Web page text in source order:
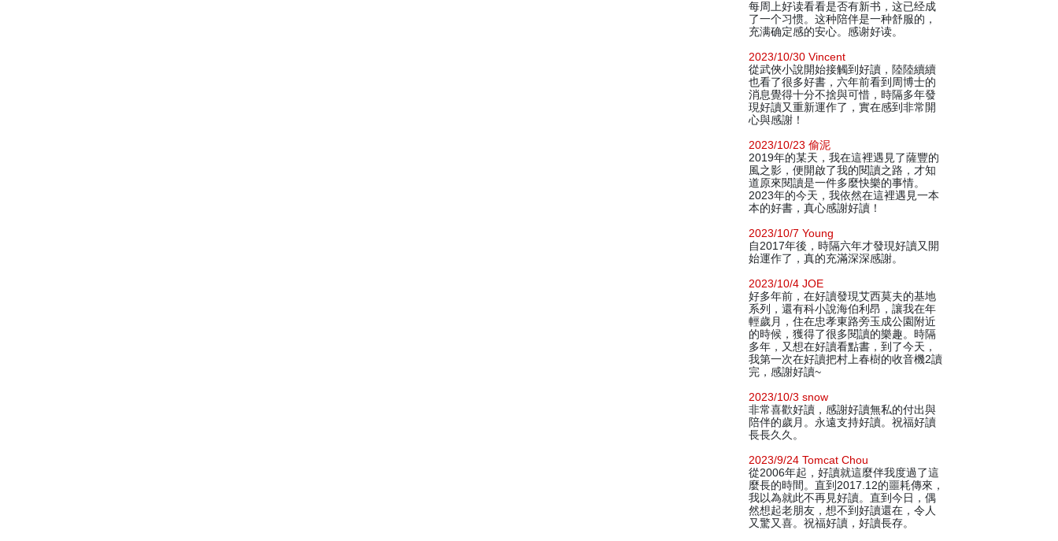
每周上好读看看是否有新书，这已经成
了一个习惯。这种陪伴是一种舒服的，
充满确定感的安心。感谢好读。
2023/10/30 Vincent
從武俠小說開始接觸到好讀，陸陸續續
也看了很多好書，六年前看到周博士的
消息覺得十分不捨與可惜，時隔多年發
現好讀又重新運作了，實在感到非常開
心與感謝！
2023/10/23 偷泥
2019年的某天，我在這裡遇見了薩豐的
風之影，便開啟了我的閱讀之路，才知
道原來閱讀是一件多麼快樂的事情。
2023年的今天，我依然在這裡遇見一本
本的好書，真心感謝好讀！
2023/10/7 Young
自2017年後，時隔六年才發現好讀又開
始運作了，真的充滿深深感謝。
2023/10/4 JOE
好多年前，在好讀發現艾西莫夫的基地
系列，還有科小說海伯利昂，讓我在年
輕歲月，住在忠孝東路旁玉成公園附近
的時候，獲得了很多閱讀的樂趣。時隔
多年，又想在好讀看點書，到了今天，
我第一次在好讀把村上春樹的收音機2讀
完，感謝好讀~
2023/10/3 snow
非常喜歡好讀，感謝好讀無私的付出與
陪伴的歲月。永遠支持好讀。祝福好讀
長長久久。
2023/9/24 Tomcat Chou
從2006年起，好讀就這麼伴我度過了這
麼長的時間。直到2017.12的噩耗傳來，
我以為就此不再見好讀。直到今日，偶
然想起老朋友，想不到好讀還在，令人
又驚又喜。祝福好讀，好讀長存。